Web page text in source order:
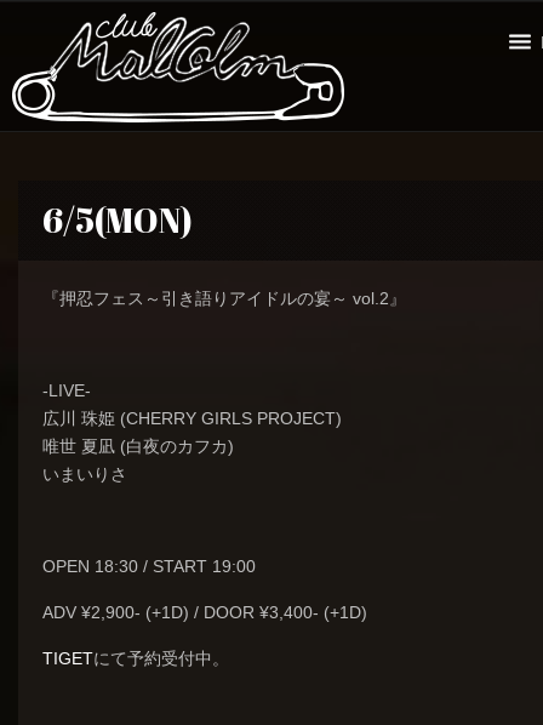
6/5(MON)
『押忍フェス～引き語りアイドルの宴～ vol.2』
-LIVE-
広川 珠姫 (CHERRY GIRLS PROJECT)
唯世 夏凪 (白夜のカフカ)
いまいりさ
OPEN 18:30 / START 19:00
ADV ¥2,900- (+1D) / DOOR ¥3,400- (+1D)
TIGETにて予約受付中。